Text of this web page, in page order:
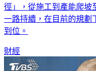
徑」，從施工到產能爬坡
一路持續，在目前的規劃
到位。
財經